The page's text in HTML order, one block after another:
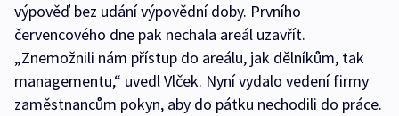
výpověď bez udání výpovědní doby. Prvního
červencového dne pak nechala areál uzavřít.
„Znemožnili nám přístup do areálu, jak dělníkům, tak
managementu,“ uvedl Vlček. Nyní vydalo vedení firmy
zaměstnancům pokyn, aby do pátku nechodili do práce.